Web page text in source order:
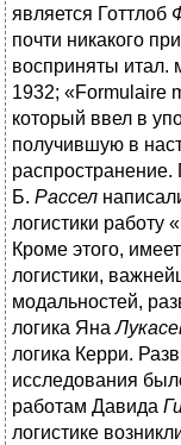
является Готтлоб
почти никакого
восприняты итал.
1932; «Formulaire
который ввел в
получившую в
Б. Рассел
логистики работу
Кроме этого,
логистики,
модальностей,
логика Яна
логика Керри.
исследования
работам Давида
логистике